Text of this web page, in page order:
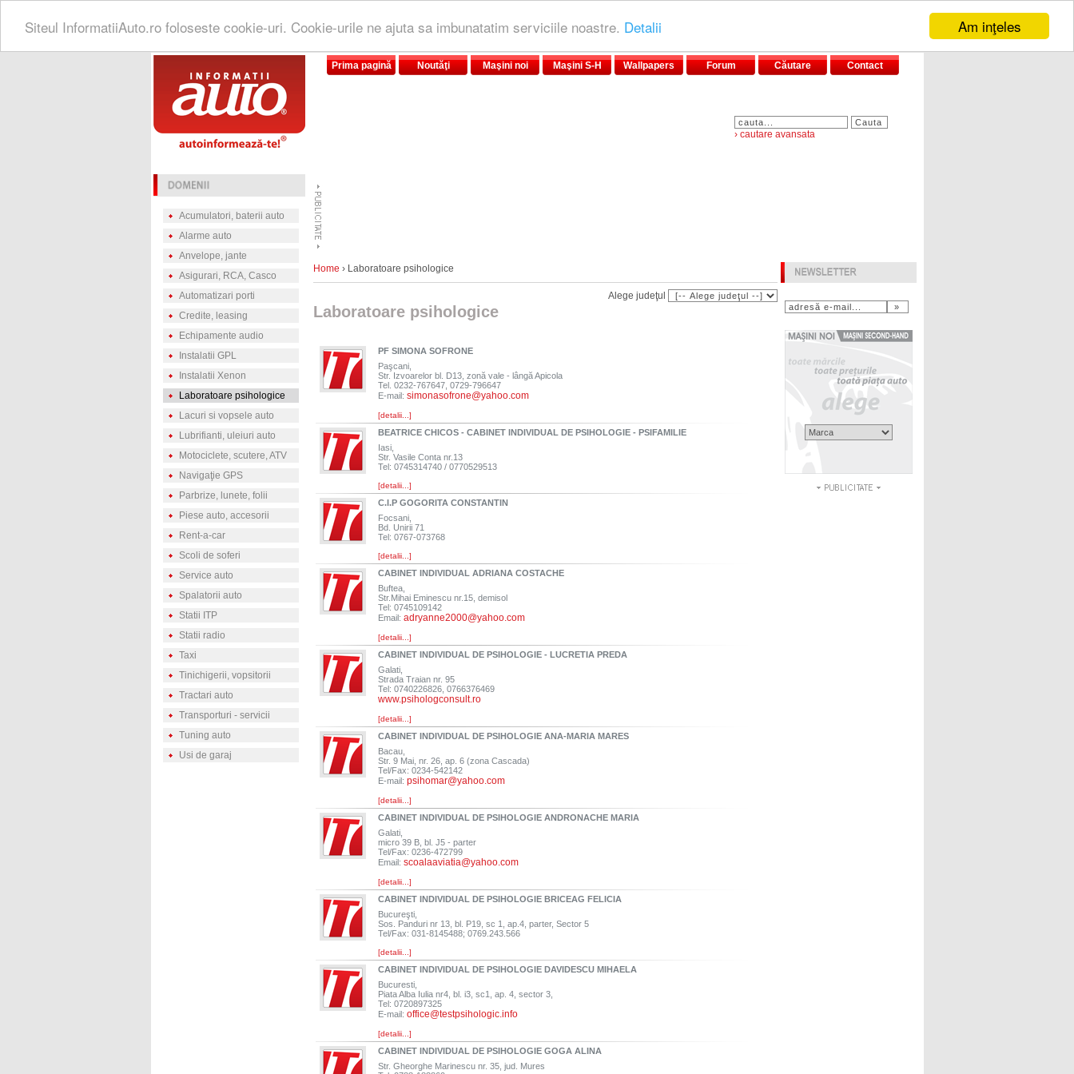
Am inţeles
Siteul InformatiiAuto.ro foloseste cookie-uri. Cookie-urile ne ajuta sa imbunatatim serviciile noastre. Detalii
Prima pagină Noutăţi Maşini noi Maşini S-H Wallpapers Forum Căutare Contact
› cautare avansata
Acumulatori, baterii auto
Alarme auto
Anvelope, jante
Asigurari, RCA, Casco
Automatizari porti
Credite, leasing
Echipamente audio
Instalatii GPL
Instalatii Xenon
Laboratoare psihologice
Lacuri si vopsele auto
Lubrifianti, uleiuri auto
Motociclete, scutere, ATV
Navigaţie GPS
Parbrize, lunete, folii
Piese auto, accesorii
Rent-a-car
Scoli de soferi
Service auto
Spalatorii auto
Statii ITP
Statii radio
Taxi
Tinichigerii, vopsitorii
Tractari auto
Transporturi - servicii
Tuning auto
Usi de garaj
Home › Laboratoare psihologice
Alege judeţul
Laboratoare psihologice
PF SIMONA SOFRONE
Paşcani,
Str. Izvoarelor bl. D13, zonă vale - lângă Apicola
Tel. 0232-767647, 0729-796647
E-mail: simonasofrone@yahoo.com
[detalii...]
BEATRICE CHICOS - CABINET INDIVIDUAL DE PSIHOLOGIE - PSIFAMILIE
Iasi,
Str. Vasile Conta nr.13
Tel: 0745314740 / 0770529513
[detalii...]
C.I.P GOGORITA CONSTANTIN
Focsani,
Bd. Unirii 71
Tel: 0767-073768
[detalii...]
CABINET INDIVIDUAL ADRIANA COSTACHE
Buftea,
Str.Mihai Eminescu nr.15, demisol
Tel: 0745109142
Email: adryanne2000@yahoo.com
[detalii...]
CABINET INDIVIDUAL DE PSIHOLOGIE - LUCRETIA PREDA
Galati,
Strada Traian nr. 95
Tel: 0740226826, 0766376469
www.psihologconsult.ro
[detalii...]
CABINET INDIVIDUAL DE PSIHOLOGIE ANA-MARIA MARES
Bacau,
Str. 9 Mai, nr. 26, ap. 6 (zona Cascada)
Tel/Fax: 0234-542142
E-mail: psihomar@yahoo.com
[detalii...]
CABINET INDIVIDUAL DE PSIHOLOGIE ANDRONACHE MARIA
Galati,
micro 39 B, bl. J5 - parter
Tel/Fax: 0236-472799
Email: scoalaaviatia@yahoo.com
[detalii...]
CABINET INDIVIDUAL DE PSIHOLOGIE BRICEAG FELICIA
Bucureşti,
Sos. Panduri nr 13, bl. P19, sc 1, ap.4, parter, Sector 5
Tel/Fax: 031-8145488; 0769.243.566
[detalii...]
CABINET INDIVIDUAL DE PSIHOLOGIE DAVIDESCU MIHAELA
Bucuresti,
Piata Alba Iulia nr4, bl. i3, sc1, ap. 4, sector 3,
Tel: 0720897325
E-mail: office@testpsihologic.info
[detalii...]
CABINET INDIVIDUAL DE PSIHOLOGIE GOGA ALINA
Str. Gheorghe Marinescu nr. 35, jud. Mures